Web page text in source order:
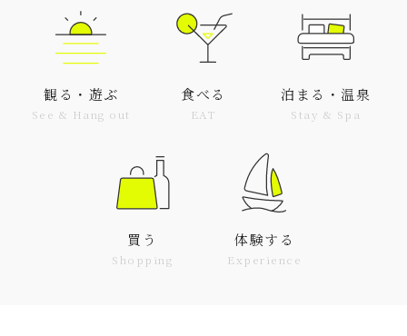
観る・遊ぶ
See & Hang out
食べる
EAT
泊まる・温泉
Stay & Spa
買う
Shopping
体験する
Experience